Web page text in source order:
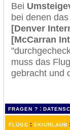
Bei
bei denen
[Denver
[McCarran
muss das
gebracht und
FRAGEN ? :
FLÜGE : SKIURLAUB :